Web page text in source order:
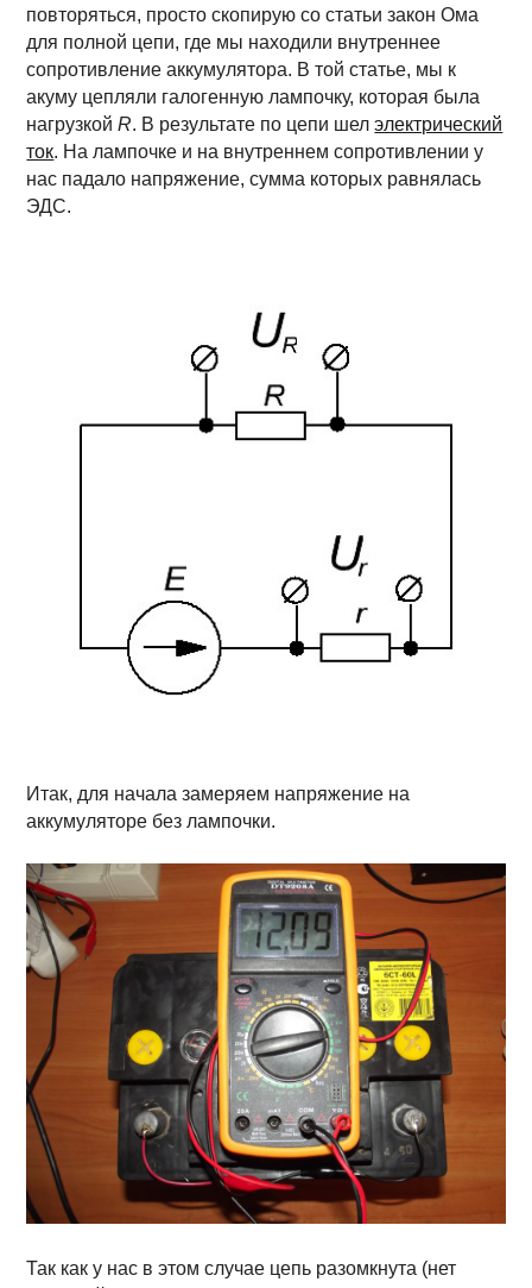
повторяться, просто скопирую со статьи закон Ома
для полной цепи, где мы находили внутреннее
сопротивление аккумулятора. В той статье, мы к
акуму цепляли галогенную лампочку, которая была
нагрузкойR. В результате по цепи шелэлектрический
ток. На лампочке и на внутреннем сопротивлении у
нас падало напряжение, сумма которых равнялась
ЭДС.
Итак, для начала замеряем напряжение на
аккумуляторе без лампочки.
Так как у нас в этом случае цепь разомкнута (нет